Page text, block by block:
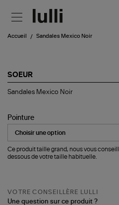
Accueil Sandales Mexico Noir
SOEUR
Sandales
Sandales Mexico Noir
Pointure
Ce produit taille grand, nous vous
dessous de votre taille habituelle.
VOTRE CONSEILLÈRE LULLI
Une question sur ce produit ?